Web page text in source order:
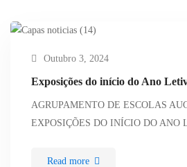
Outubro 3, 2024
Exposições do início do Ano
AGRUPAMENTO DE ESCOLAS
EXPOSIÇÕES DO INÍCIO DO
Read more